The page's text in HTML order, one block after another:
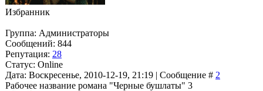
Избранник
Группа: Администраторы
Сообщений: 844
Репутация: 28
Статус: Online
Дата: Воскресенье, 2010-12-19, 21:19 | Сообщение # 2
Рабочее название романа "Черные бушлаты" 3